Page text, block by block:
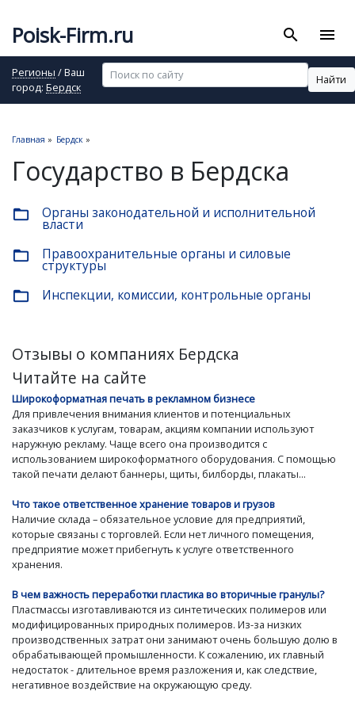
Poisk-Firm.ru search menu
Регионы / Ваш
город: Бердск
Найти
Главная » Бердск »
Государство в Бердска
folder_open Органы законодательной и исполнительной
власти
folder_open Правоохранительные органы и силовые
структуры
folder_open Инспекции, комиссии, контрольные органы
Отзывы о компаниях Бердска
Читайте на сайте
Широкоформатная печать в рекламном бизнесе
Для привлечения внимания клиентов и потенциальных
заказчиков к услугам, товарам, акциям компании используют
наружную рекламу. Чаще всего она производится с
использованием широкоформатного оборудования. С помощью
такой печати делают баннеры, щиты, билборды, плакаты...
Что такое ответственное хранение товаров и грузов
Наличие склада – обязательное условие для предприятий,
которые связаны с торговлей. Если нет личного помещения,
предприятие может прибегнуть к услуге ответственного
хранения.
В чем важность переработки пластика во вторичные гранулы?
Пластмассы изготавливаются из синтетических полимеров или
модифицированных природных полимеров. Из-за низких
производственных затрат они занимают очень большую долю в
обрабатывающей промышленности. К сожалению, их главный
недостаток - длительное время разложения и, как следствие,
негативное воздействие на окружающую среду.